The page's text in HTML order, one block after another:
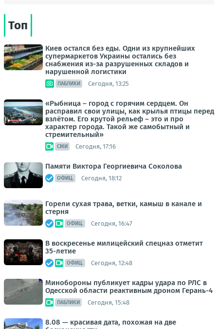
Топ
Киев остался без еды. Одни из крупнейших
супермаркетов Украины остались без
снабжения из-за разрушенных складов и
нарушенной логистики
ПАБЛИКИ Сегодня, 13:25
«Рыбница – город с горячим сердцем. Он
расправил свои улицы, как крылья птицы перед
взлётом. Его крутой рельеф – это и про
характер города. Такой же самобытный и
стремительный»
СМИ Сегодня, 17:16
Памяти Виктора Георгиевича Соколова
ОФИЦ. Сегодня, 18:12
Горели сухая трава, ветки, камыш в канале и
стерня
ОФИЦ. Сегодня, 16:47
В воскресенье милицейский спецназ отметит
35-летие
ОФИЦ. Сегодня, 12:48
Минобороны публикует кадры удара по РЛС в
Одесской области реактивным дроном Герань-4
ПАБЛИКИ Сегодня, 15:48
8.08 — красивая дата, похожая на две